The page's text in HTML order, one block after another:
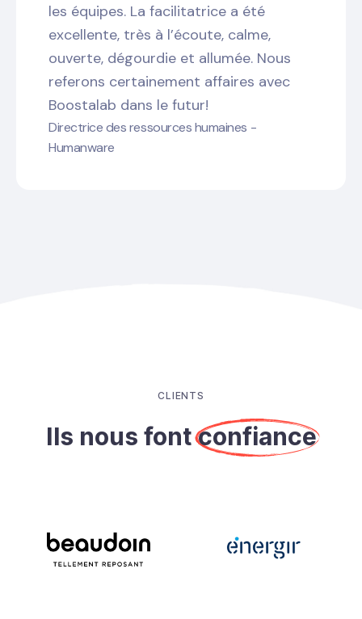
les équipes. La facilitatrice a été
excellente, très à l’écoute, calme,
ouverte, dégourdie et allumée. Nous
referons certainement affaires avec
Boostalab dans le futur!
Directrice des ressources humaines -
Humanware
CLIENTS
Ils nous fontconfiance